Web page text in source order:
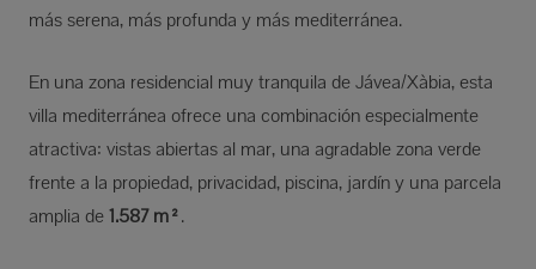
más serena, más profunda y más mediterránea.
En una zona residencial muy tranquila de Jávea/Xàbia, esta
villa mediterránea ofrece una combinación especialmente
atractiva: vistas abiertas al mar, una agradable zona verde
frente a la propiedad, privacidad, piscina, jardín y una parcela
amplia de1.587 m².